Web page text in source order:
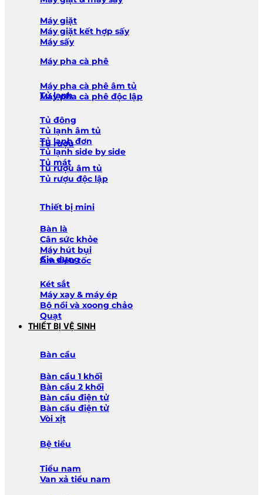
Máy giặt
Máy giặt kết hợp sấy
Máy sấy
Máy pha cà phê
Máy pha cà phê âm tủ
Máy pha cà phê độc lập
Tủ lạnh
Tủ đông
Tủ lạnh âm tủ
Tủ lạnh đơn
Tủ lạnh side by side
Tủ mát
Tủ rượu
Tủ rượu âm tủ
Tủ rượu độc lập
Thiết bị mini
Bàn là
Cân sức khỏe
Máy hút bụi
Ấm siêu tốc
Gia dụng
Két sắt
Máy xay & máy ép
Bộ nồi và xoong chảo
Quạt
THIẾT BỊ VỆ SINH
Bàn cầu
Bàn cầu 1 khối
Bàn cầu 2 khối
Bàn cầu điện tử
Bàn cầu điện tử
Vòi xịt
Bệ tiểu
Tiểu nam
Van xả tiểu nam